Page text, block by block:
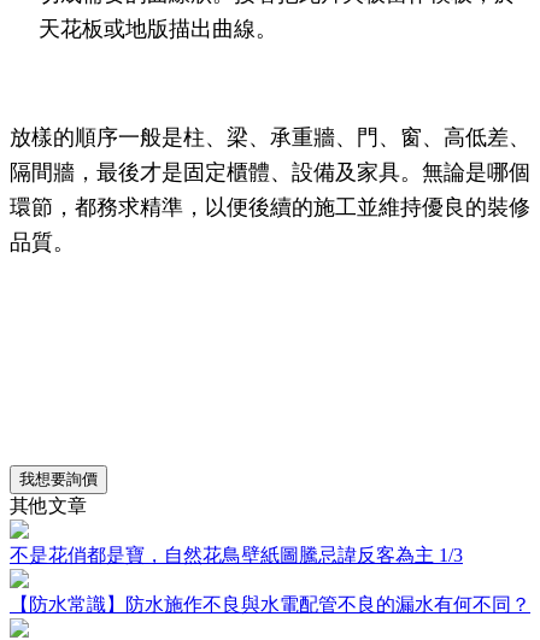
天花板或地版描出曲線。
放樣的順序一般是柱、梁、承重牆、門、窗、高低差、
隔間牆，最後才是固定櫃體、設備及家具。無論是哪個
環節，都務求精準，以便後續的施工並維持優良的裝修
品質。
我想要詢價
其他文章
不是花俏都是寶，自然花鳥壁紙圖騰忌諱反客為主 1/3
【防水常識】防水施作不良與水電配管不良的漏水有何不同？